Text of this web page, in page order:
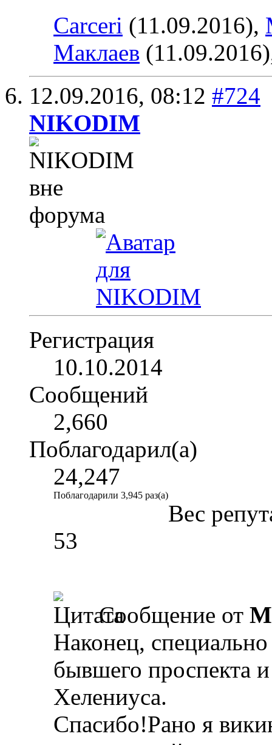
Carceri (11.09.2016),
Маклаев
12.09.2016, 08:12 #724
NIKODIM
Регистрация
10.10.2014
Сообщений
2,660
Поблагодарил(а)
24,247
Поблагодарили 3,945 раз(а)
Вес
53
Сообщение от
Наконец,
бывшего проспекта
Хелениуса.
Спасибо!Рано я